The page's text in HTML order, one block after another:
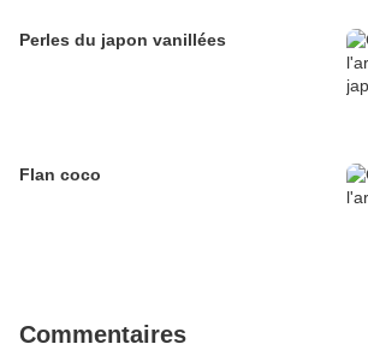
Perles du japon vanillées
Flan coco
Commentaires